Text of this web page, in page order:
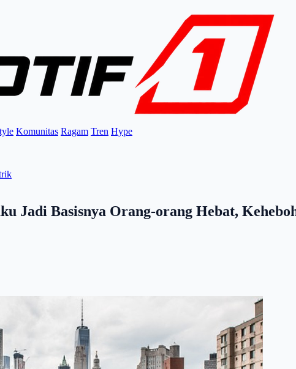
Komunitas Ragam Tren Hype
Jadi Basisnya Orang-orang Hebat,